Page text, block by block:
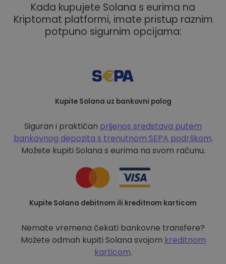
Kada kupujete Solana s eurima na
Kriptomat platformi, imate pristup raznim
potpuno sigurnim opcijama:
Kupite Solana uz bankovni polog
Siguran i praktičan prijenos sredstava putem
bankovnog depozita s trenutnom SEPA podrškom.
Možete kupiti Solana s eurima na svom računu.
Kupite Solana debitnom ili kreditnom karticom
Nemate vremena čekati bankovne transfere?
Možete odmah kupiti Solana svojom kreditnom
karticom.